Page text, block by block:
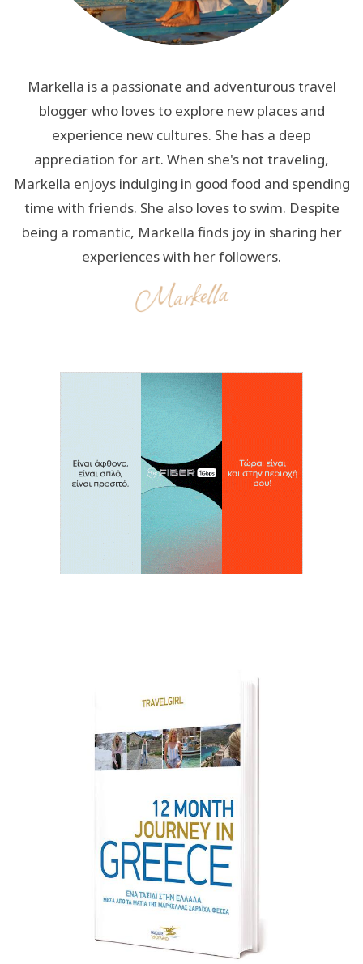
Markella is a passionate and adventurous travel
blogger who loves to explore new places and
experience new cultures. She has a deep
appreciation for art. When she's not traveling,
Markella enjoys indulging in good food and spending
time with friends. She also loves to swim. Despite
being a romantic, Markella finds joy in sharing her
experiences with her followers.